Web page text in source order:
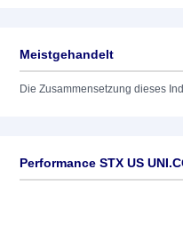
Meistgehandelt
Die Zusammensetzung dieses
Performance STX US